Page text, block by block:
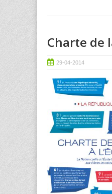
Charte de
29-04-2014